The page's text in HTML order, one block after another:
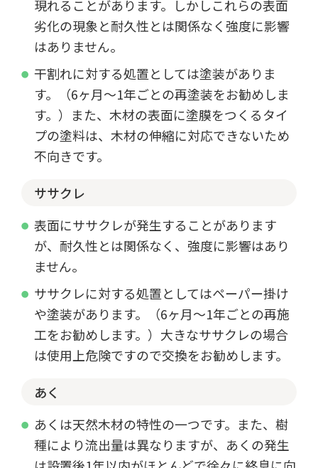
現れることがあります。しかしこれらの表面
劣化の現象と耐久性とは関係なく強度に影響
はありません。
干割れに対する処置としては塗装がありま
す。（6ヶ月～1年ごとの再塗装をお勧めしま
す。）また、木材の表面に塗膜をつくるタイ
プの塗料は、木材の伸縮に対応できないため
不向きです。
ササクレ
表面にササクレが発生することがあります
が、耐久性とは関係なく、強度に影響はあり
ません。
ササクレに対する処置としてはペーパー掛け
や塗装があります。（6ヶ月～1年ごとの再施
工をお勧めします。）大きなササクレの場合
は使用上危険ですので交換をお勧めします。
あく
あくは天然木材の特性の一つです。また、樹
種により流出量は異なりますが、あくの発生